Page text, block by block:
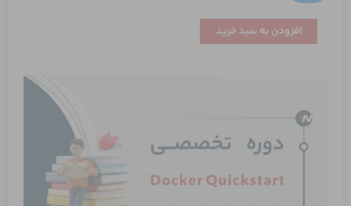
تخصصی
افزودن به سبد خرید